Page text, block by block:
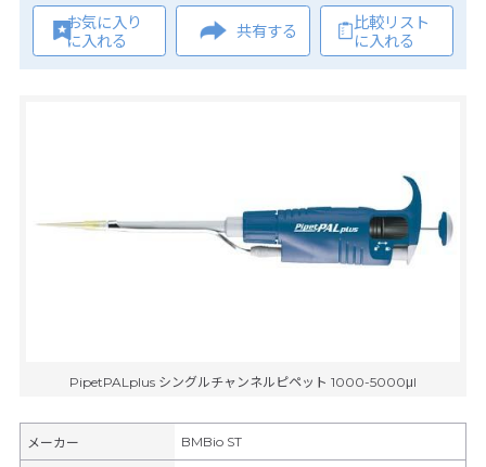
お気に入り
に入れる
共有する
比較リスト
に入れる
PipetPALplus シングルチャンネルピペット 1000-5000μl
メーカー BMBio ST